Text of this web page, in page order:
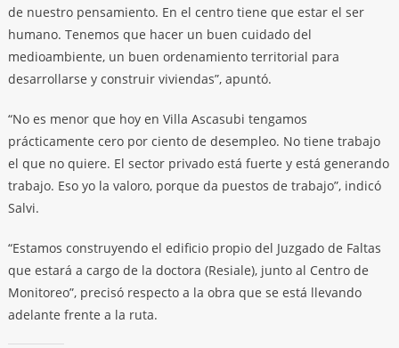
de nuestro pensamiento. En el centro tiene que estar el ser
humano. Tenemos que hacer un buen cuidado del
medioambiente, un buen ordenamiento territorial para
desarrollarse y construir viviendas”, apuntó.
“No es menor que hoy en Villa Ascasubi tengamos
prácticamente cero por ciento de desempleo. No tiene trabajo
el que no quiere. El sector privado está fuerte y está generando
trabajo. Eso yo la valoro, porque da puestos de trabajo”, indicó
Salvi.
“Estamos construyendo el edificio propio del Juzgado de Faltas
que estará a cargo de la doctora (Resiale), junto al Centro de
Monitoreo”, precisó respecto a la obra que se está llevando
adelante frente a la ruta.